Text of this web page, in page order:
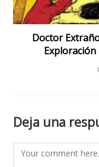
Doctor
Deja una
Comment